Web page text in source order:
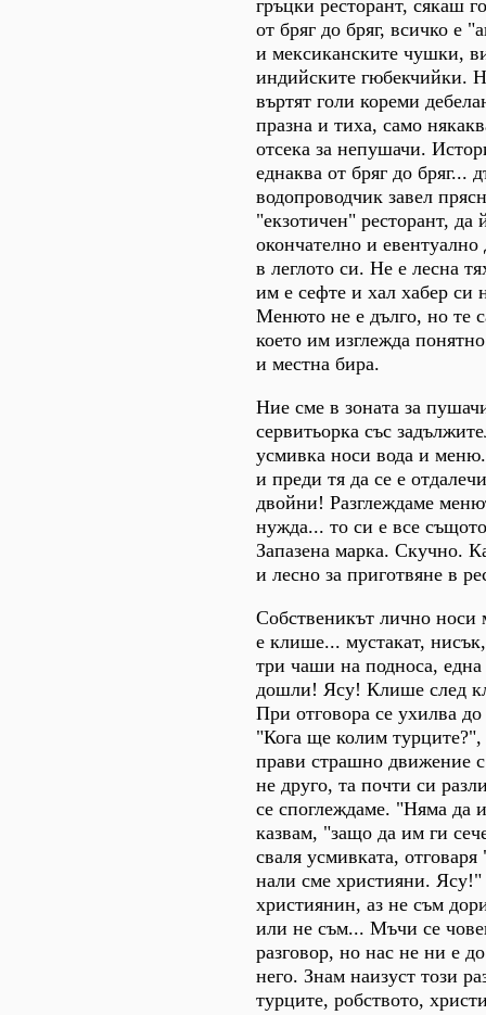
гръцки ресторант, сякаш
от бряг до бряг, всичко е
и мексиканските чушки,
индийските гюбекчийки.
въртят голи кореми
празна и тиха, само
отсека за непушачи.
еднаква от бряг до бряг...
водопроводчик завел
"екзотичен" ресторант, да
окончателно и
в леглото си. Не е лесна
им е сефте и хал хабер си
Менюто не е дълго, но те
което им изглежда
и местна бира.
Ние сме в зоната за
сервитьорка със
усмивка носи вода и
и преди тя да се е
двойни! Разглеждаме
нужда... то си е все
Запазена марка. Скучно.
и лесно за приготвяне в
Собственикът лично
е клише... мустакат,
три чаши на подноса, една
дошли! Ясу! Клише след
При отговора се ухилва
"Кога ще колим турците?",
прави страшно движение с
не друго, та почти си
се споглеждаме. "Няма да
казвам, "защо да им ги
сваля усмивката,
нали сме християни.
християнин, аз не съм
или не съм... Мъчи се
разговор, но нас не ни е
него. Знам наизуст този
турците, робството,